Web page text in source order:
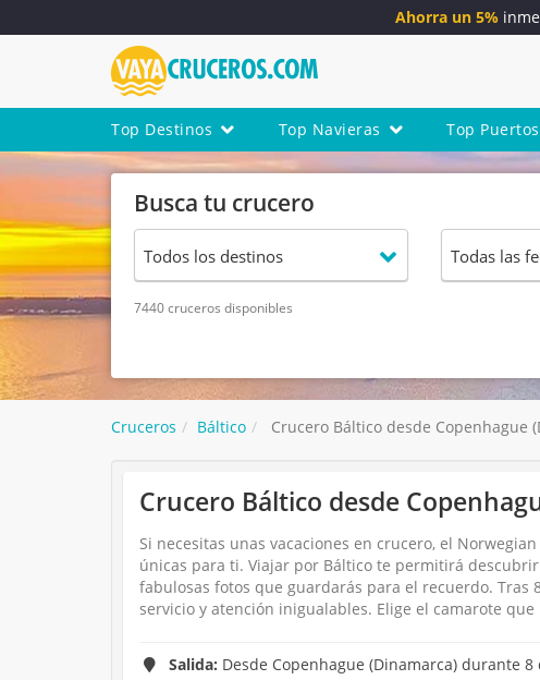
Ahorra un 5%
Top Destinos Top Navieras Top Puertos
Busca tu crucero
7440 cruceros disponibles
Cruceros Báltico Crucero Báltico desde Copenhague
Crucero Báltico desde
Si necesitas unas vacaciones en crucero, el
únicas para ti. Viajar por Báltico te permitirá
fabulosas fotos que guardarás para el recuerdo. Tras
servicio y atención inigualables. Elige el camarote que
Salida: Desde Copenhague (Dinamarca) durante